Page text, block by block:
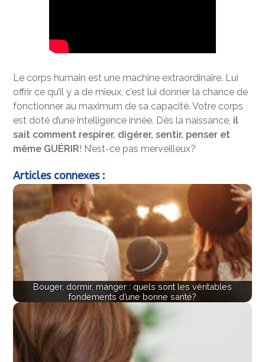
Le corps humain est une machine extraordinaire. Lui
offrir ce qu’il y a de mieux, c’est lui donner la chance de
fonctionner au maximum de sa capacité. Votre corps
est doté d’une intelligence innée. Dès la naissance, il
sait comment respirer, digérer, sentir, penser et
même GUÉRIR! N’est-ce pas merveilleux?
Articles connexes :
Bouger, dormir, manger : quels sont les véritables
fondements d’une bonne santé?